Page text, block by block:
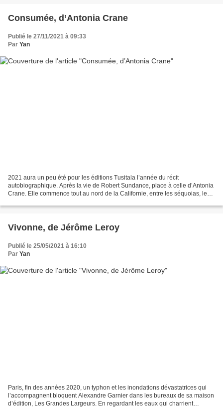
Consumée, d’Antonia Crane
Publié le 27/11/2021 à 09:33
Par Yan
2021 aura un peu été pour les éditions Tusitala l’année du récit
autobiographique. Après la vie de Robert Sundance, place à celle d’Antonia
Crane. Elle commence tout au nord de la Californie, entre les séquoias, les
Vivonne, de Jérôme Leroy
Publié le 25/05/2021 à 16:10
Par Yan
Paris, fin des années 2020, un typhon et les inondations dévastatrices qui
l’accompagnent bloquent Alexandre Garnier dans les bureaux de sa maison
d’édition, Les Grandes Largeurs. En regardant les eaux qui charrient